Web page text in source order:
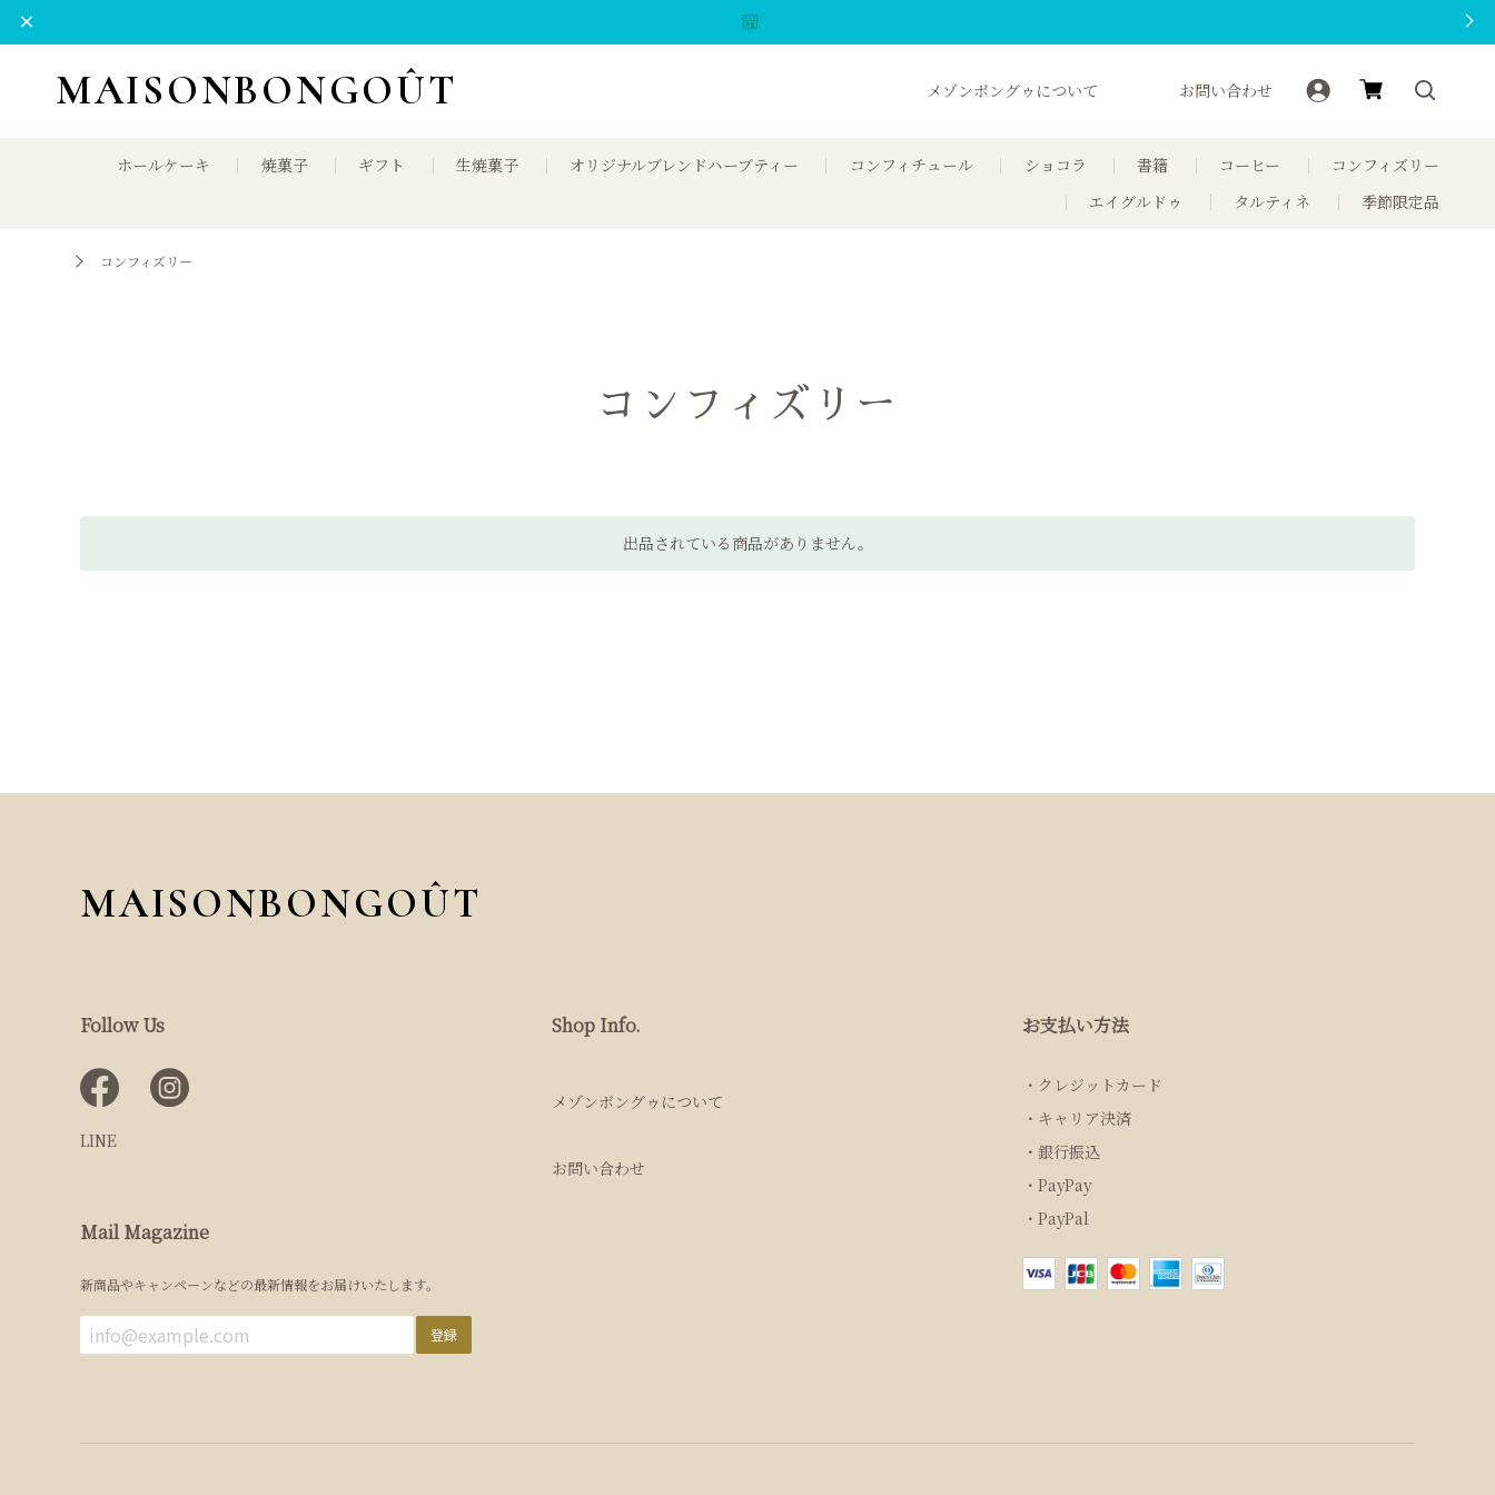
MAISONBONGOÛT メゾンボングゥについて お問い合わせ
ホールケーキ 焼菓子 ギフト 生焼菓子 オリジナルブレンドハーブティー コンフィチュール ショコラ 書籍 コーヒー
コンフィズリー
エイグルドゥ
タルティネ 季節限定品
コンフィズリー
コンフィズリー
出品されている商品がありません。
MAISONBONGOÛT
Follow Us
LINE
Mail Magazine
新商品やキャンペーンなどの最新情報をお届けいたします。
登録
Shop Info.
メゾンボングゥについて
お問い合わせ
お支払い方法
クレジットカード
キャリア決済
銀行振込
PayPay
PayPal